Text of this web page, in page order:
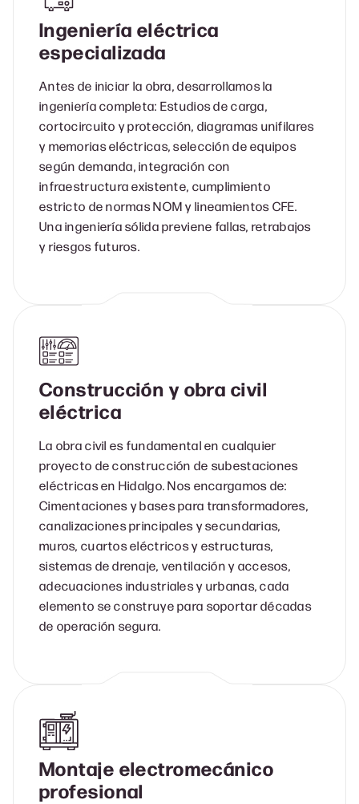
Ingeniería eléctrica
especializada
Antes de iniciar la obra, desarrollamos la
ingeniería completa: Estudios de carga,
cortocircuito y protección, diagramas unifilares
y memorias eléctricas, selección de equipos
según demanda, integración con
infraestructura existente, cumplimiento
estricto de normas NOM y lineamientos CFE.
Una ingeniería sólida previene fallas, retrabajos
y riesgos futuros.
Construcción y obra civil
eléctrica
La obra civil es fundamental en cualquier
proyecto de construcción de subestaciones
eléctricas en Hidalgo. Nos encargamos de:
Cimentaciones y bases para transformadores,
canalizaciones principales y secundarias,
muros, cuartos eléctricos y estructuras,
sistemas de drenaje, ventilación y accesos,
adecuaciones industriales y urbanas, cada
elemento se construye para soportar décadas
de operación segura.
Montaje electromecánico
profesional